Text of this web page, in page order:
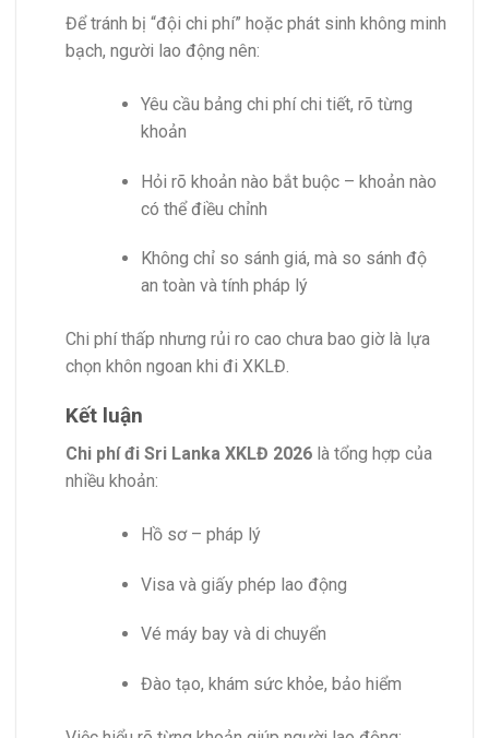
Để tránh bị “đội chi phí” hoặc phát sinh không minh
bạch, người lao động nên:
Yêu cầu bảng chi phí chi tiết, rõ từng
khoản
Hỏi rõ khoản nào bắt buộc – khoản nào
có thể điều chỉnh
Không chỉ so sánh giá, mà so sánh độ
an toàn và tính pháp lý
Chi phí thấp nhưng rủi ro cao chưa bao giờ là lựa
chọn khôn ngoan khi đi XKLĐ.
Kết luận
Chi phí đi Sri Lanka XKLĐ 2026là tổng hợp của
nhiều khoản:
Hồ sơ – pháp lý
Visa và giấy phép lao động
Vé máy bay và di chuyển
Đào tạo, khám sức khỏe, bảo hiểm